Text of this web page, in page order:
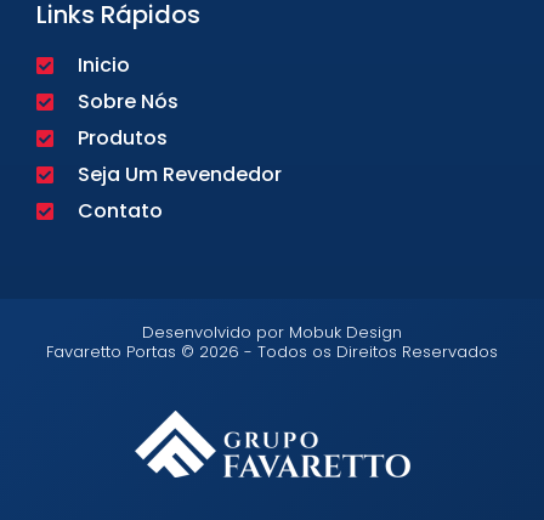
Links Rápidos
Inicio
Sobre Nós
Produtos
Seja Um Revendedor
Contato
Desenvolvido por Mobuk Design
Favaretto Portas © 2026 - Todos os Direitos Reservados